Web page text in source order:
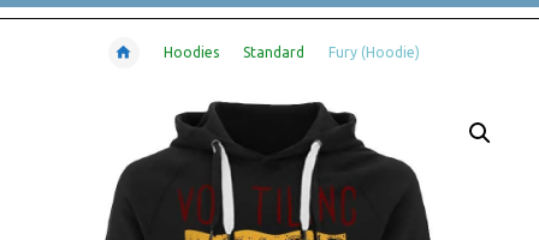
Hoodies Standard Fury (Hoodie)